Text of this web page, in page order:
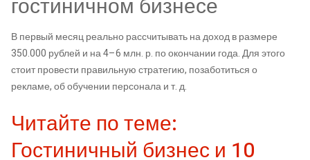
гостиничном бизнесе
В первый месяц реально рассчитывать на доход в размере
350.000 рублей и на 4–6 млн. р. по окончании года. Для этого
стоит провести правильную стратегию, позаботиться о
рекламе, об обучении персонала и т. д.
Читайте по теме:
Гостиничный бизнес и 10